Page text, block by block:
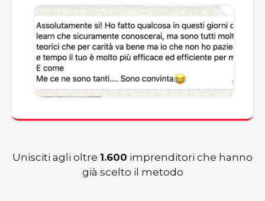
Unisciti agli oltre 1.600 imprenditori che hanno
già scelto il metodo